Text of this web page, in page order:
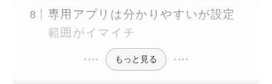
専用アプリは分かりやすいが設定
範囲がイマイチ
もっと見る